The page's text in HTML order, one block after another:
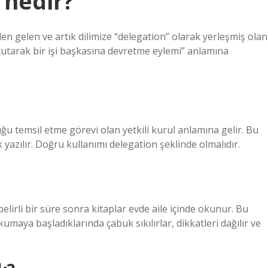
gelen ve artık dilimize “delegation” olarak yerleşmiş olan
bir işi başkasına devretme eylemi” anlamına
temsil etme görevi olan yetkili kurul anlamına gelir. Bu
Doğru kullanımı delegation şeklinde olmalıdır.
bir süre sonra kitaplar evde aile içinde okunur. Bu
başladıklarında çabuk sıkılırlar, dikkatleri dağılır ve